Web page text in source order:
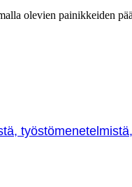
olevien painikkeiden